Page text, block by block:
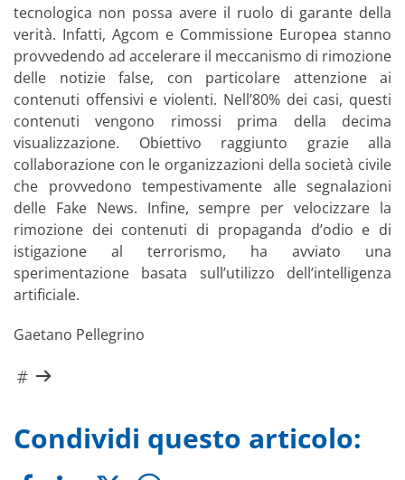
tecnologica non possa avere il ruolo di garante della
verità. Infatti, Agcom e Commissione Europea stanno
provvedendo ad accelerare il meccanismo di rimozione
delle notizie false, con particolare attenzione ai
contenuti offensivi e violenti. Nell’80% dei casi, questi
contenuti vengono rimossi prima della decima
visualizzazione. Obiettivo raggiunto grazie alla
collaborazione con le organizzazioni della società civile
che provvedono tempestivamente alle segnalazioni
delle Fake News. Infine, sempre per velocizzare la
rimozione dei contenuti di propaganda d’odio e di
istigazione al terrorismo, ha avviato una
sperimentazione basata sull’utilizzo dell’intelligenza
artificiale.
Gaetano Pellegrino
Condividi questo articolo: